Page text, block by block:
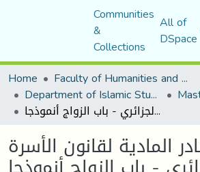
Communities
&
Collections
All of
DSpace
Home
Faculty of Humanities and Social Sciences
Department of Islamic Studies
المصادر المادية لقانون الأسرة الجزائري - باب الزواج أنموذجا -
المادية لقانون الأسرة